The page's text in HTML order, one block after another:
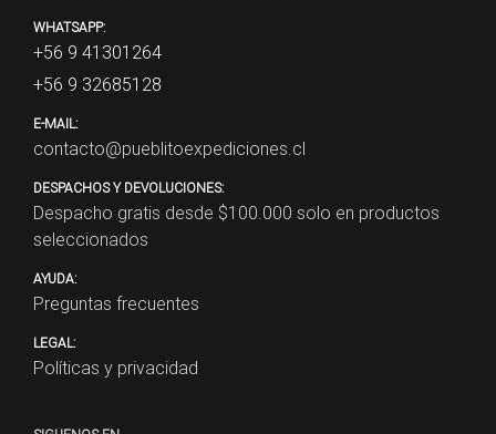
WHATSAPP:
+56 9 41301264
+56 9 32685128
E-MAIL:
contacto@pueblitoexpediciones.cl
DESPACHOS Y DEVOLUCIONES:
Despacho gratis desde $100.000 solo en productos
seleccionados
AYUDA:
Preguntas frecuentes
LEGAL:
Políticas y privacidad